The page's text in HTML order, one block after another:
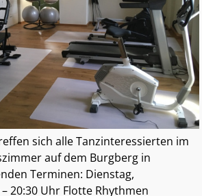
sich alle Tanzinteressierten im
auf dem Burgberg in
Terminen: Dienstag,
20:30 Uhr Flotte Rhythmen